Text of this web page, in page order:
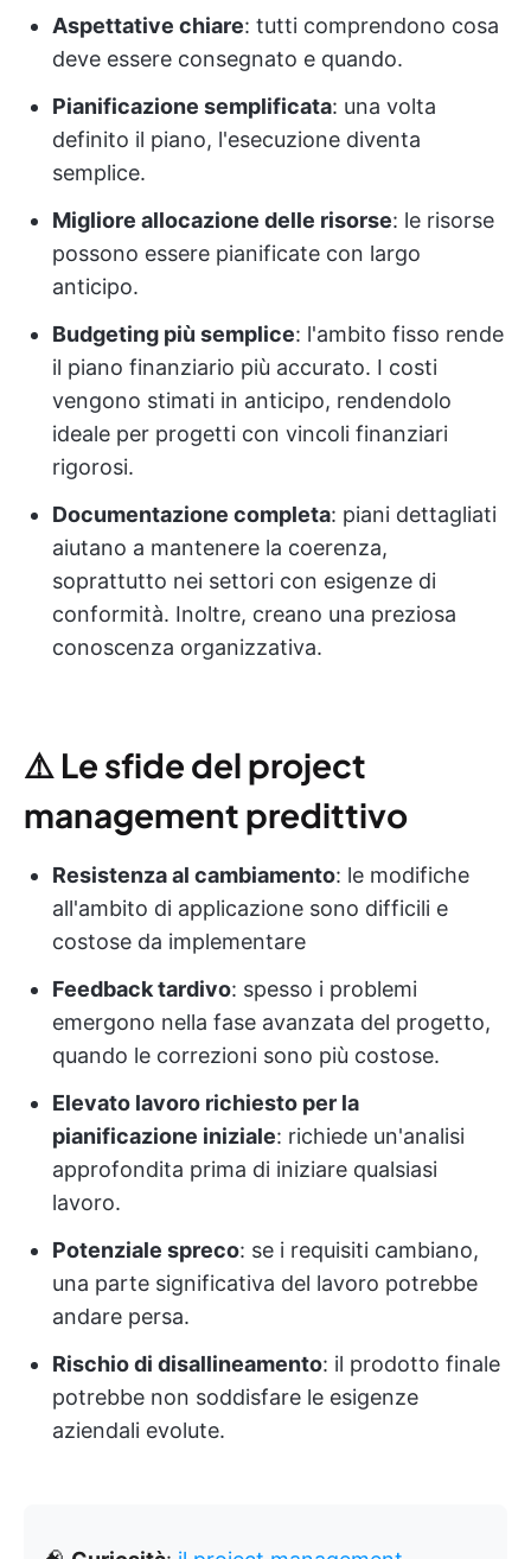
Aspettative chiare: tutti comprendono cosa
deve essere consegnato e quando.
Pianificazione semplificata: una volta
definito il piano, l'esecuzione diventa
semplice.
Migliore allocazione delle risorse: le risorse
possono essere pianificate con largo
anticipo.
Budgeting più semplice: l'ambito fisso rende
il piano finanziario più accurato. I costi
vengono stimati in anticipo, rendendolo
ideale per progetti con vincoli finanziari
rigorosi.
Documentazione completa: piani dettagliati
aiutano a mantenere la coerenza,
soprattutto nei settori con esigenze di
conformità. Inoltre, creano una preziosa
conoscenza organizzativa.
⚠️ Le sfide del project
management predittivo
Resistenza al cambiamento: le modifiche
all'ambito di applicazione sono difficili e
costose da implementare
Feedback tardivo: spesso i problemi
emergono nella fase avanzata del progetto,
quando le correzioni sono più costose.
Elevato lavoro richiesto per la
pianificazione iniziale: richiede un'analisi
approfondita prima di iniziare qualsiasi
lavoro.
Potenziale spreco: se i requisiti cambiano,
una parte significativa del lavoro potrebbe
andare persa.
Rischio di disallineamento: il prodotto finale
potrebbe non soddisfare le esigenze
aziendali evolute.